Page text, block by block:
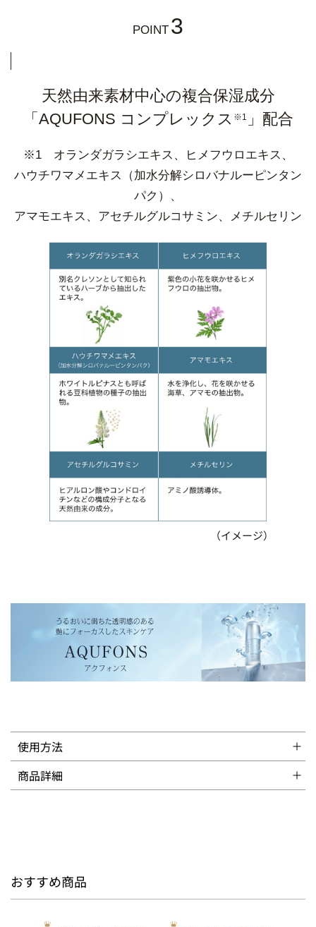
POINT 3
天然由来素材中心の複合保湿成分
「AQUFONS コンプレックス ※1 」配合
※1 オランダガラシエキス、ヒメフウロエキス、
ハウチワマメエキス（加水分解シロバナルーピンタン
パク）、
アマモエキス、アセチルグルコサミン、メチルセリン
（イメージ）
使用方法
商品詳細
おすすめ商品